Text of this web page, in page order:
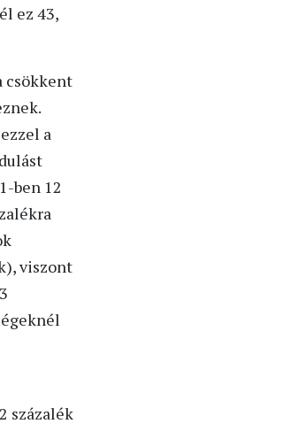
ez 43,
csökkent
a
ben 12
viszont
százalék